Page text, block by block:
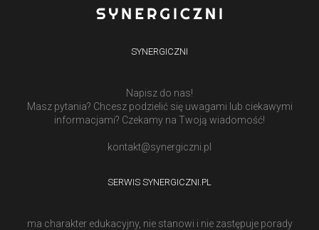
SYNERGICZNI
Napisz do nas!
Masz pytania? Chcesz podzielić się uwagami lub ciekawymi
informacjami? Czekamy na Twoją wiadomość!
kontakt@synergiczni.pl
SERWIS SYNERGICZNI.PL
ma charakter edukacyjny, nie stanowi i nie zastępuje porady